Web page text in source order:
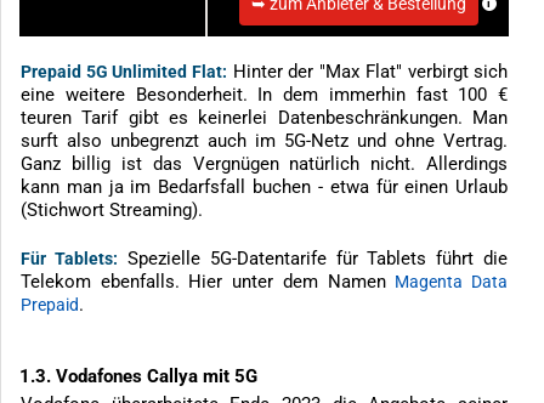
Prepaid 5G Unlimited Flat: Hinter der "Max Flat" verbirgt sich
eine weitere Besonderheit. In dem immerhin fast 100 €
teuren Tarif gibt es keinerlei Datenbeschränkungen. Man
surft also unbegrenzt auch im 5G-Netz und ohne Vertrag.
Ganz billig ist das Vergnügen natürlich nicht. Allerdings
kann man ja im Bedarfsfall buchen - etwa für einen Urlaub
(Stichwort Streaming).
Für Tablets: Spezielle 5G-Datentarife für Tablets führt die
Telekom ebenfalls. Hier unter dem Namen Magenta Data
Prepaid.
1.3. Vodafones Callya mit 5G